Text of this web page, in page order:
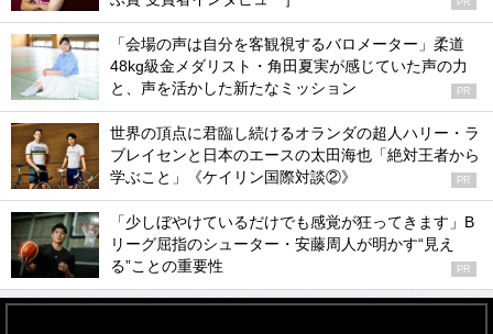
PR
「会場の声は自分を客観視するバロメーター」柔道
48kg級金メダリスト・角田夏実が感じていた声の力
と、声を活かした新たなミッション
PR
世界の頂点に君臨し続けるオランダの超人ハリー・ラ
ブレイセンと日本のエースの太田海也「絶対王者から
学ぶこと」《ケイリン国際対談②》
PR
「少しぼやけているだけでも感覚が狂ってきます」B
リーグ屈指のシューター・安藤周人が明かす“見え
る”ことの重要性
PR